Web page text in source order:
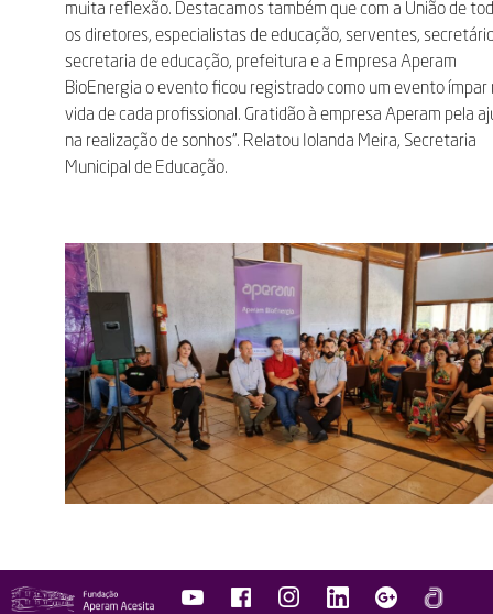
muita reflexão. Destacamos também que com a União de
os diretores, especialistas de educação, serventes,
secretaria de educação, prefeitura e a Empresa Aperam
BioEnergia o evento ficou registrado como um evento ímpar
vida de cada profissional. Gratidão à empresa Aperam pela
na realização de sonhos”. Relatou Iolanda Meira, Secretaria
Municipal de Educação.